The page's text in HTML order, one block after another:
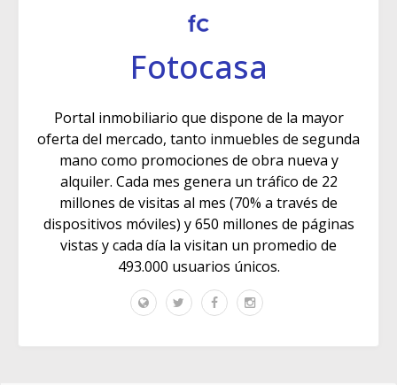
Fotocasa
Portal inmobiliario que dispone de la mayor
oferta del mercado, tanto inmuebles de segunda
mano como promociones de obra nueva y
alquiler. Cada mes genera un tráfico de 22
millones de visitas al mes (70% a través de
dispositivos móviles) y 650 millones de páginas
vistas y cada día la visitan un promedio de
493.000 usuarios únicos.